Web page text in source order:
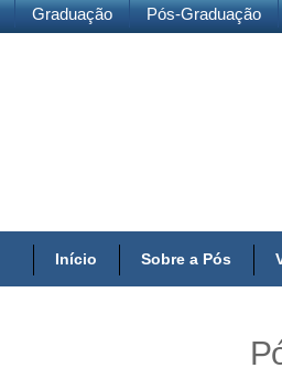
Graduação Pós-Graduação
Início Sobre a Pós